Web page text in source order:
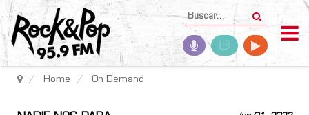
Home On Demand